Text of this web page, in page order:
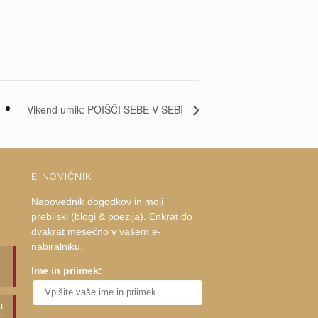
Vikend umik: POIŠČI SEBE V SEBI
E-NOVIČNIK
Napovednik dogodkov in moji
prebliski (blogi & poezija). Enkrat do
dvakrat mesečno v vašem e-
nabiralniku.
Ime in priimek: